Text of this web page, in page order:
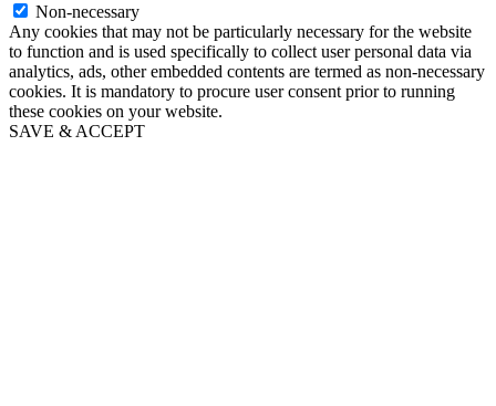
Non-necessary
Any cookies that may not be particularly necessary for the website
to function and is used specifically to collect user personal data via
analytics, ads, other embedded contents are termed as non-necessary
cookies. It is mandatory to procure user consent prior to running
these cookies on your website.
SAVE & ACCEPT